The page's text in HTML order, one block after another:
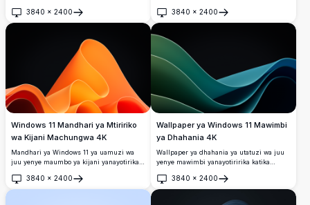
yanayotiririka katika mchanganyiko mkali
wa orange na pink dhidi ya anga samawati
desktop kwa vipimo vya widescreen na
3840 × 2400
Fungua
ya urujuani, buluu, na teal dhidi ya
mandhari ya giza. Kamilifu kwa upangaji
wa kisasa wa desktop na mikunjo laini na
mvuto wa macho wa hali ya juu.
3840 × 2400
Fungua
Windows 11 Mandhari ya Mtiririko
wa Kijani Machungwa 4K
Mandhari ya Windows 11 ya uamuzi wa
juu yenye maumbo ya kijani yanayotirika
mandharinyuma nyeusi kirefu. Muundo
wa kisasa wa kiwango cha chini wenye
3840 × 2400
Fungua
Wallpaper ya Windows 11 Mawimbi
ya Dhahania 4K
Wallpaper ya dhahania ya utatuzi wa juu
yenye mawimbi yanayotiririka katika
kijani juu ya mandhari meusi. Kamili kwa
mipangilio ya kisasa ya desktop yenye
mikunjo laini na michoro inayounda kina
3840 × 2400
Fungua